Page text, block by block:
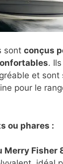
sont conçus
.
et sont
pour le
ou phares :
Merry Fisher